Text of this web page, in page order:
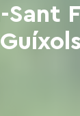
Sant
Guíxols